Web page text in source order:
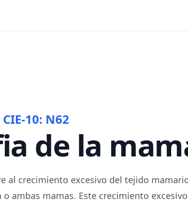
CIE-10: N62
de la
al crecimiento excesivo del tejido
ambas mamas. Este crecimiento